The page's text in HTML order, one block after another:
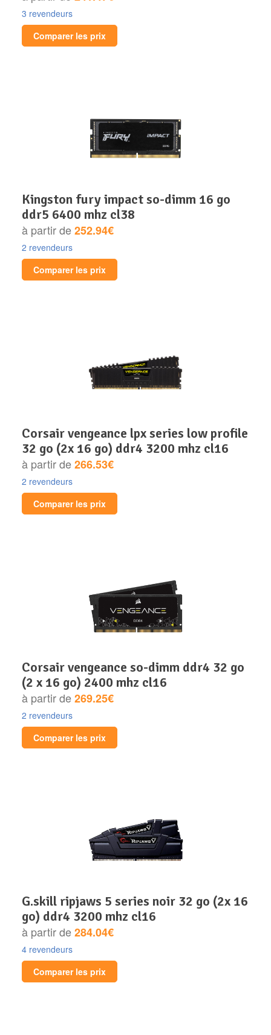
3 revendeurs
Comparer les prix
kingston fury impact so-dimm 16 go
ddr5 6400 mhz cl38
à partir de252.94€
2 revendeurs
Comparer les prix
corsair vengeance lpx series low profile
32 go (2x 16 go) ddr4 3200 mhz cl16
à partir de266.53€
2 revendeurs
Comparer les prix
corsair vengeance so-dimm ddr4 32 go
(2 x 16 go) 2400 mhz cl16
à partir de269.25€
2 revendeurs
Comparer les prix
g.skill ripjaws 5 series noir 32 go (2x 16
go) ddr4 3200 mhz cl16
à partir de284.04€
4 revendeurs
Comparer les prix